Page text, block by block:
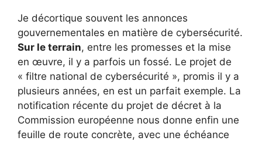
Je décortique souvent les annonces
gouvernementales en matière de cybersécurité.
Sur le terrain, entre les promesses et la mise
en œuvre, il y a parfois un fossé. Le projet de
« filtre national de cybersécurité », promis il y a
plusieurs années, en est un parfait exemple. La
notification récente du projet de décret à la
Commission européenne nous donne enfin une
feuille de route concrète, avec une échéance